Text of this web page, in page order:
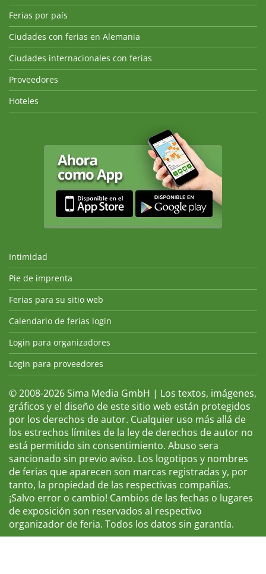
Ferias por país
Ciudades con ferias en Alemania
Ciudades internacionales con ferias
Proveedores
Hoteles
Intimidad
Pie de imprenta
Ferias para su sitio web
Calendario de ferias login
Login para organizadores
Login para proveedores
© 2008-2026 Sima Media GmbH | Los textos, imágenes,
gráficos y el diseño de este sitio web están protegidos
por los derechos de autor. Cualquier uso más allá de
los estrechos límites de la ley de derechos de autor no
está permitido sin consentimiento. Abuso sera
sancionado sin previo aviso. Los logotipos y nombres
de ferias que aparecen son marcas registradas y, por
tanto, la propiedad de las respectivas compañías.
¡Salvo error o cambio! Cambios de las fechas o lugares
de exposición son reservados al respectivo
organizador de feria. Todos los datos sin garantía.